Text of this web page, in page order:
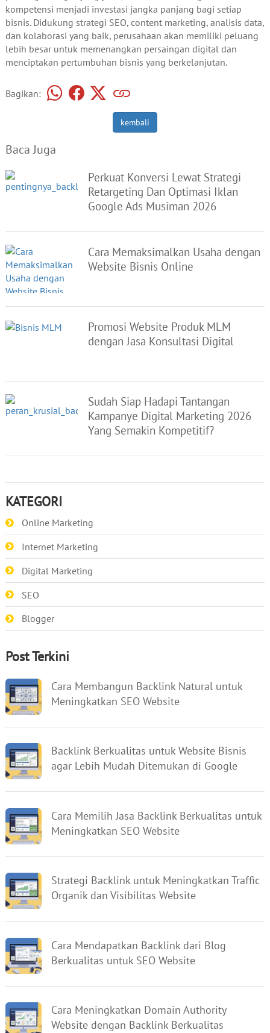
kompetensi menjadi investasi jangka panjang bagi setiap
bisnis. Didukung strategi SEO, content marketing, analisis data,
dan kolaborasi yang baik, perusahaan akan memiliki peluang
lebih besar untuk memenangkan persaingan digital dan
menciptakan pertumbuhan bisnis yang berkelanjutan.
Bagikan:
kembali
Baca Juga
Perkuat Konversi Lewat Strategi
Retargeting Dan Optimasi Iklan
Google Ads Musiman 2026
Cara Memaksimalkan Usaha dengan
Website Bisnis Online
Promosi Website Produk MLM
dengan Jasa Konsultasi Digital
Sudah Siap Hadapi Tantangan
Kampanye Digital Marketing 2026
Yang Semakin Kompetitif?
KATEGORI
Online Marketing
Internet Marketing
Digital Marketing
SEO
Blogger
Post Terkini
Cara Membangun Backlink Natural untuk
Meningkatkan SEO Website
Backlink Berkualitas untuk Website Bisnis
agar Lebih Mudah Ditemukan di Google
Cara Memilih Jasa Backlink Berkualitas untuk
Meningkatkan SEO Website
Strategi Backlink untuk Meningkatkan Traffic
Organik dan Visibilitas Website
Cara Mendapatkan Backlink dari Blog
Berkualitas untuk SEO Website
Cara Meningkatkan Domain Authority
Website dengan Backlink Berkualitas